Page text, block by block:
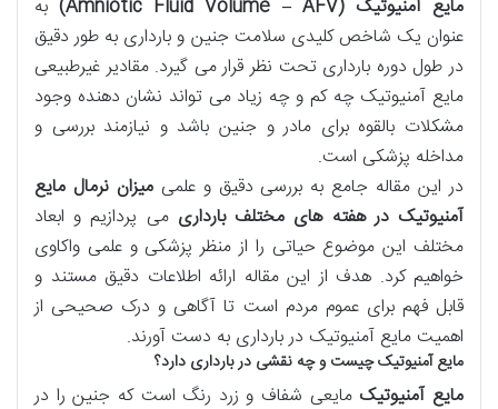
مایع آمنیوتیک (Amniotic Fluid Volume – AFV)
به
عنوان یک شاخص کلیدی سلامت جنین و بارداری به طور دقیق
در طول دوره بارداری تحت نظر قرار می گیرد. مقادیر غیرطبیعی
مایع آمنیوتیک چه کم و چه زیاد می تواند نشان دهنده وجود
مشکلات بالقوه برای مادر و جنین باشد و نیازمند بررسی و
مداخله پزشکی است.
در این مقاله جامع به بررسی دقیق و علمیمیزان نرمال مایع
آمنیوتیک در هفته های مختلف بارداری می پردازیم و ابعاد
مختلف این موضوع حیاتی را از منظر پزشکی و علمی واکاوی
خواهیم کرد. هدف از این مقاله ارائه اطلاعات دقیق مستند و
قابل فهم برای عموم مردم است تا آگاهی و درک صحیحی از
اهمیت مایع آمنیوتیک در بارداری به دست آورند.
مایع آمنیوتیک چیست و چه نقشی در بارداری دارد؟
مایع آمنیوتیک مایعی شفاف و زرد رنگ است که جنین را در